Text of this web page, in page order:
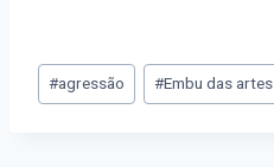
#agressão #Embu das artes